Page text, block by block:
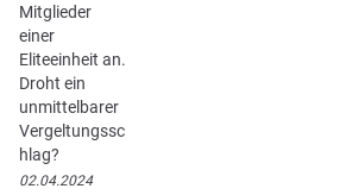
Mitglieder
einer
Eliteeinheit an.
Droht ein
unmittelbarer
Vergeltungssc
hlag?
02.04.2024